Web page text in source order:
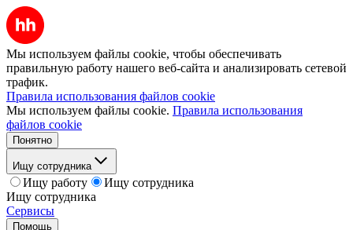
Мы используем файлы cookie, чтобы обеспечивать
правильную работу нашего веб-сайта и анализировать сетевой
трафик.
Правила использования файлов cookie
Мы используем файлы cookie. Правила использования
файлов cookie
Понятно
Ищу сотрудника
Ищу работу
Ищу сотрудника
Ищу сотрудника
Сервисы
Помощь